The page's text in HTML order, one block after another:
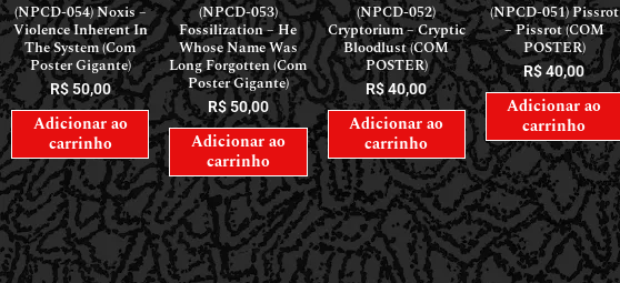
(NPCD-054) Noxis –
Violence Inherent In
The System (Com
Poster Gigante)
R$50,00
Adicionar ao
carrinho
(NPCD-053)
Fossilization – He
Whose Name Was
Long Forgotten (Com
Poster Gigante)
R$50,00
Adicionar ao
carrinho
(NPCD-052)
Cryptorium – Cryptic
Bloodlust (COM
POSTER)
R$40,00
Adicionar ao
carrinho
(NPCD-051) Pissrot
– Pissrot (COM
POSTER)
R$40,00
Adicionar ao
carrinho